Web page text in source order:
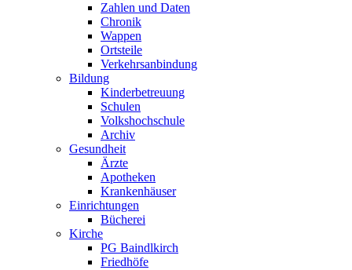
Zahlen und Daten
Chronik
Wappen
Ortsteile
Verkehrsanbindung
Bildung
Kinderbetreuung
Schulen
Volkshochschule
Archiv
Gesundheit
Ärzte
Apotheken
Krankenhäuser
Einrichtungen
Bücherei
Kirche
PG Baindlkirch
Friedhöfe